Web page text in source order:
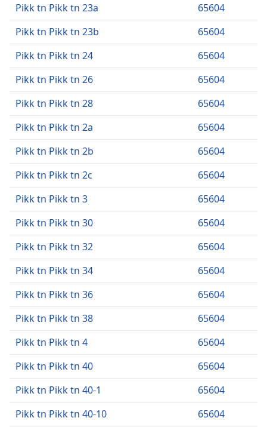
Pikk tn Pikk tn 23a
65604
Pikk tn Pikk tn 23b
65604
Pikk tn Pikk tn 24
65604
Pikk tn Pikk tn 26
65604
Pikk tn Pikk tn 28
65604
Pikk tn Pikk tn 2a
65604
Pikk tn Pikk tn 2b
65604
Pikk tn Pikk tn 2c
65604
Pikk tn Pikk tn 3
65604
Pikk tn Pikk tn 30
65604
Pikk tn Pikk tn 32
65604
Pikk tn Pikk tn 34
65604
Pikk tn Pikk tn 36
65604
Pikk tn Pikk tn 38
65604
Pikk tn Pikk tn 4
65604
Pikk tn Pikk tn 40
65604
Pikk tn Pikk tn 40-1
65604
Pikk tn Pikk tn 40-10
65604